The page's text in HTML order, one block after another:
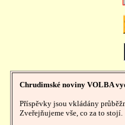
Chrudimské noviny VOLBA
Příspěvky jsou vkládány
Zveřejňujeme vše, co za to stojí.